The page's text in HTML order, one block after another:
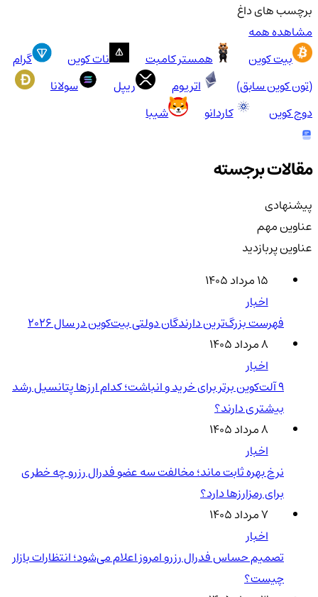
برچسب های داغ
مشاهده همه
بیت کوین
همستر کامبت نات کوین
گرام
(تون کوین سابق)
اتریوم ریپل
سولانا
دوج کوین
کاردانو شیبا
مقالات برجسته
پیشنهادی
عناوین مهم
عناوین پربازدید
۱۵ مرداد ۱۴۰۵
اخبار
فهرست بزرگ‌ترین دارندگان دولتی بیت‌کوین در سال 2026
۸ مرداد ۱۴۰۵
اخبار
۹ آلت‌کوین برتر برای خرید و انباشت؛ کدام ارزها پتانسیل رشد
بیشتری دارند؟
۸ مرداد ۱۴۰۵
اخبار
نرخ بهره ثابت ماند؛ مخالفت سه عضو فدرال رزرو چه خطری
برای رمزارزها دارد؟
۷ مرداد ۱۴۰۵
اخبار
تصمیم حساس فدرال رزرو امروز اعلام می‌شود؛ انتظارات بازار
چیست؟